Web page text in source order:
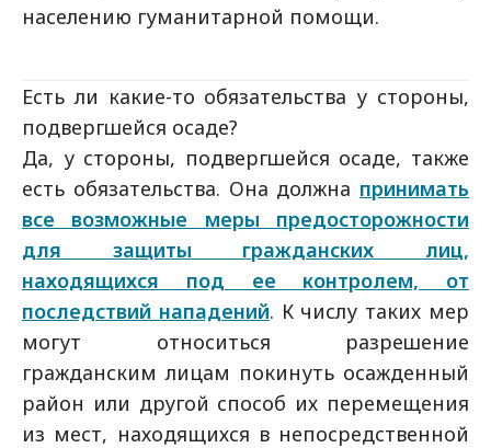
населению гуманитарной помощи.
Есть ли какие-то обязательства у стороны,
подвергшейся осаде?
Да, у стороны, подвергшейся осаде, также
есть обязательства. Она должна принимать
все возможные меры предосторожности
для защиты гражданских лиц,
находящихся под ее контролем, от
последствий нападений. К числу таких мер
могут относиться разрешение
гражданским лицам покинуть осажденный
район или другой способ их перемещения
из мест, находящихся в непосредственной